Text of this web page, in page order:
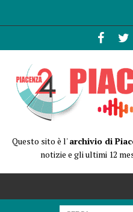
Questo sito è l'archivio di
notizie e gli ultimi 12